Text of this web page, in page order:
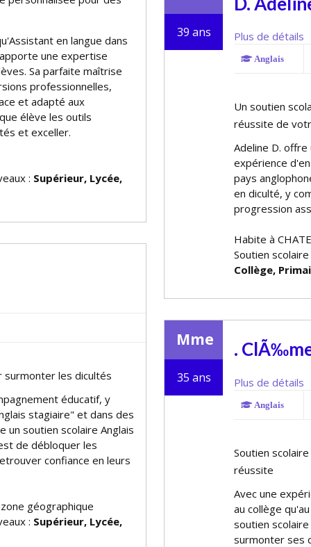
en langue dans
une expertise
Sa parfaite maîtrise
professionnelles,
et adapté aux
élève les outils
et exceller.
: Supérieur, Lycée,
39 ans Plus de détails
Anglais
Un soutien
réussite de
Adeline D.
expérience
pays
en difficulté, y
progression
Habite à
Soutien
Collège,
surmonter les difficultés
éducatif, y
stagiaire" et dans des
un soutien scolaire Anglais
de débloquer les
confiance en leurs
géographique
: Supérieur, Lycée,
Mme
35 ans
.
Plus de détails
Anglais
Soutien
réussite
Avec une
au collège
soutien
surmonter ses